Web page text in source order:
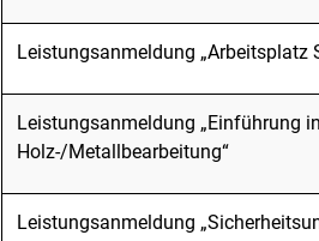
Leistungsanmeldung „Arbeitsplatz
Leistungsanmeldung „Einführung
Holz-/Metallbearbeitung“
Leistungsanmeldung